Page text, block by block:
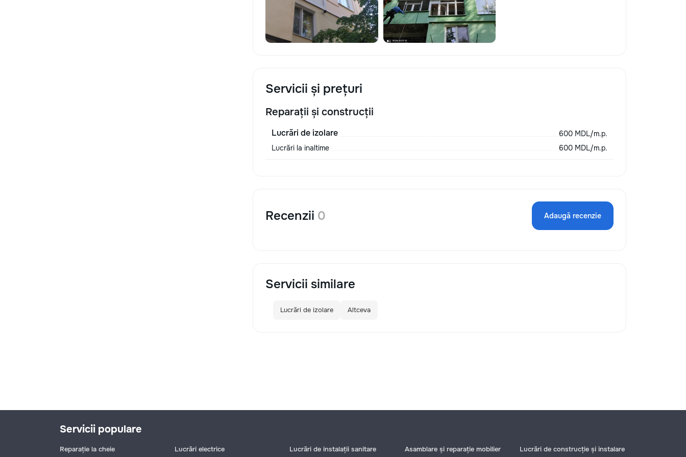
Servicii și prețuri
Reparații și construcții
Lucrări de izolare
600 MDL/m.p.
Lucrări la inaltime
600 MDL/m.p.
Recenzii 0 Adaugă recenzie
Servicii similare
Lucrări de izolare Altceva
Servicii populare
Reparație la cheie
Lucrări electrice
Lucrări de instalații sanitare
Asamblare și reparație mobilier
Lucrări de construcție și instalare